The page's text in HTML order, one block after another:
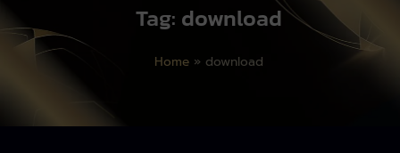
Tag: download
Home » download